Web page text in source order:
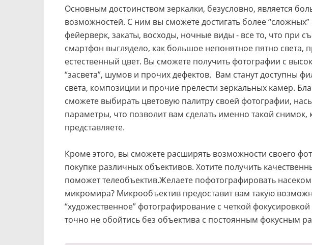
Основным достоинством зеркалки, безусловно, является
возможностей. С ним вы сможете достигать более “сложных”
фейерверк, закаты, восходы, ночные виды - все то, что при
смартфон выглядело, как большое непонятное пятно света,
естественный цвет. Вы сможете получить фотографии с
“засвета”, шумов и прочих дефектов. Вам станут доступны
света, композиции и прочие прелести зеркальных камер.
сможете выбирать цветовую палитру своей фотографии,
параметры, что позволит вам сделать именно такой снимок,
представляете.
Кроме этого, вы сможете расширять возможности своего
покупке различных объективов. Хотите получить
поможет телеобъектив.Желаете пофотографировать
микромира? Микрообъектив предоставит вам такую
“художественное” фотографирование с четкой
точно не обойтись без объектива с постоянным фокусным